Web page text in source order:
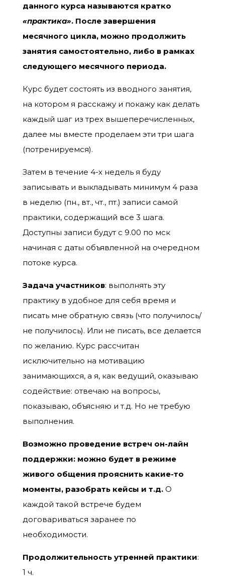
данного курса называются кратко
«практика». После завершения
месячного цикла, можно продолжить
занятия самостоятельно, либо в рамках
следующего месячного периода.
Курс будет состоять из вводного занятия,
на котором я расскажу и покажу как делать
каждый шаг из трех вышеперечисленных,
далее мы вместе проделаем эти три шага
(потренируемся).
Затем в течение 4-х недель я буду
записывать и выкладывать минимум 4 раза
в неделю (пн., вт., чт., пт.) записи самой
практики, содержащий все 3 шага.
Доступны записи будут с 9.00 по мск
начиная с даты объявленной на очередном
потоке курса.
Задача участников: выполнять эту
практику в удобное для себя время и
писать мне обратную связь (что получилось/
не получилось). Или не писать, все делается
по желанию. Курс рассчитан
исключительно на мотивацию
занимающихся, а я, как ведущий, оказываю
содействие: отвечаю на вопросы,
показываю, объясняю и т.д. Но не требую
выполнения.
Возможно проведение встреч он-лайн
поддержки: можно будет в режиме
живого общения прояснить какие-то
моменты, разобрать кейсы и т.д. О
каждой такой встрече будем
договариваться заранее по
необходимости.
Продолжительность утренней практики:
1 ч.